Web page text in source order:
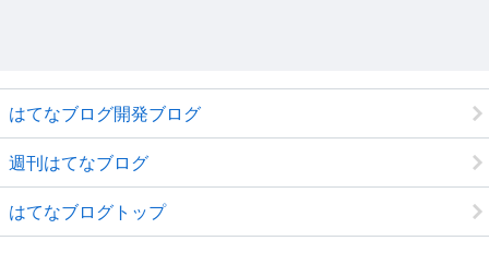
はてなブログ開発ブログ
週刊はてなブログ
はてなブログトップ